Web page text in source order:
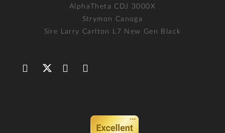
AlphaTheta CDJ 3000X
Strymon Canoga
Sire Larry Carlton L7 New Gen Black